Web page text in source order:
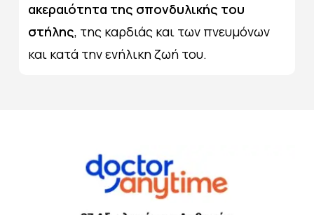
ακεραιότητα της σπονδυλικής του
στήλης, της καρδιάς και των πνευμόνων
και κατά την ενήλικη ζωή του.